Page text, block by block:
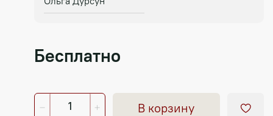
Бесплатно
В корзину